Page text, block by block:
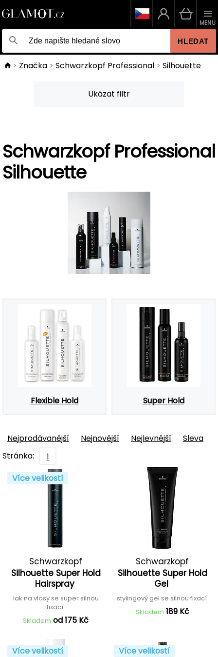
HLEDAT
MENU
Značka Schwarzkopf Professional Silhouette
Ukázat filtr
Schwarzkopf Professional
Silhouette
Flexible Hold Super Hold
Nejprodávanější Nejnovější Nejlevnější
Sleva
Stránka:
1
Více velikostí
Schwarzkopf
Professional
Silhouette Super Hold
Hairspray
lak na vlasy se super silnou
fixací
Skladem od 175 Kč
Schwarzkopf
Professional
Silhouette Super Hold
Gel
stylingový gel se silnou fixací
Skladem 189 Kč
Více velikostí Více velikostí